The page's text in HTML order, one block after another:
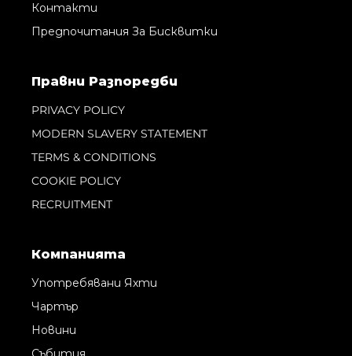
Контакти
Предпочитания За Бисквитки
Правни Pазпоредби
PRIVACY POLICY
MODERN SLAVERY STATEMENT
TERMS & CONDITIONS
COOKIE POLICY
RECRUITMENT
Компанията
Употребявани Яхти
Чартър
Новини